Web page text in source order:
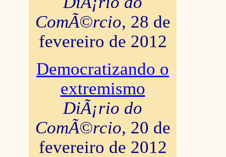
ComÃ©rcio, 28 de
fevereiro de 2012
Democratizando o
extremismo
DiÃ¡rio do
ComÃ©rcio, 20 de
fevereiro de 2012